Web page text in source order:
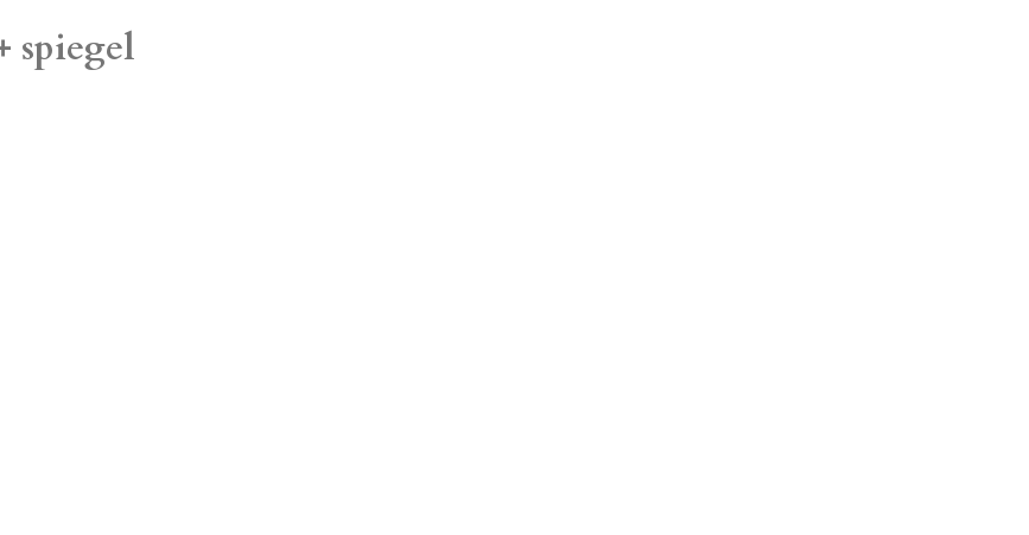
spiegel